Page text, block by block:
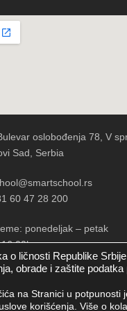
oslobođenja 78, V
Sad, Serbia
60 47 28 200
ponedeljak – petak
o ličnosti Republike
obrade i zaštite podatka
na Stranici u potpunosti
korišćenja. Više o